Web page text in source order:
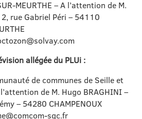
MEURTHE – A l’attention de M.
2, rue Gabriel Péri – 54110
allégée du PLUi :
de communes de Seille et
de M. Hugo BRAGHINI –
– 54280 CHAMPENOUX
sgc.fr